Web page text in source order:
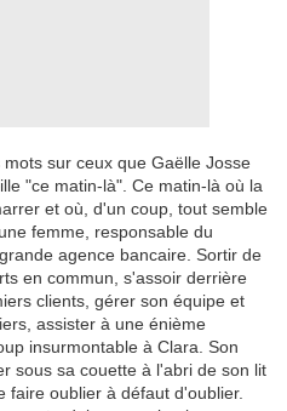
sur ceux que Gaëlle Josse
"ce matin-là". Ce matin-là où la
et où, d'un coup, tout semble
femme, responsable du
agence bancaire. Sortir de
en commun, s'assoir derrière
clients, gérer son équipe et
assister à une énième
insurmontable à Clara. Son
sous sa couette à l'abri de son lit
faire oublier à défaut d'oublier.